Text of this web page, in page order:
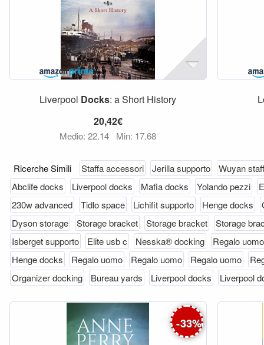
Liverpool Docks: a Short History
20,42€
Medio: 22,14 Min: 17,68
Ricerche Simili Staffa accessori Jerilla supporto
Wuyan
Abclife docks
Liverpool docks Mafia docks Yolando pezzi
230w advanced
Tidlo space Lichifit supporto Henge docks
Dyson storage
Storage bracket Storage bracket
Storage
Isberget supporto
Elite usb c Nesska® docking
Regalo uomo
Henge docks
Regalo uomo Regalo uomo Regalo uomo
Organizer docking
Bureau yards Liverpool docks Liverpool
-33%